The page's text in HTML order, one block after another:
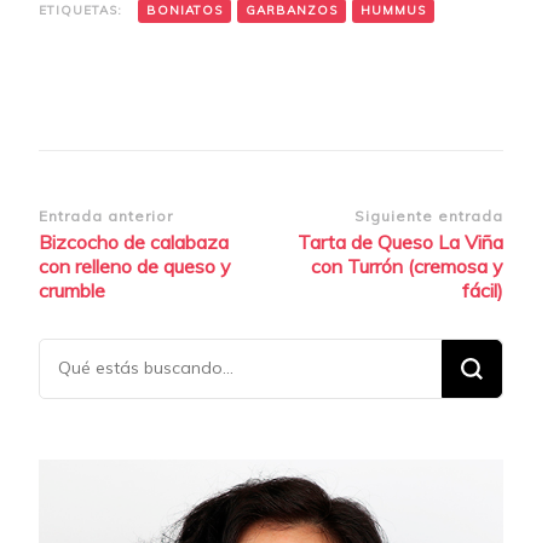
ETIQUETAS: BONIATOS GARBANZOS HUMMUS
Navegación
de
entradas
Entrada anterior
Bizcocho de calabaza
con relleno de queso y
crumble
Siguiente entrada
Tarta de Queso La Viña
con Turrón (cremosa y
fácil)
¿Buscas
algo?